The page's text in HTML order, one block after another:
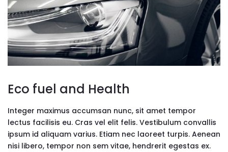
Eco fuel and Health
Integer maximus accumsan nunc, sit amet tempor
lectus facilisis eu. Cras vel elit felis. Vestibulum convallis
ipsum id aliquam varius. Etiam nec laoreet turpis. Aenean
nisi libero, tempor non sem vitae, hendrerit egestas ex.